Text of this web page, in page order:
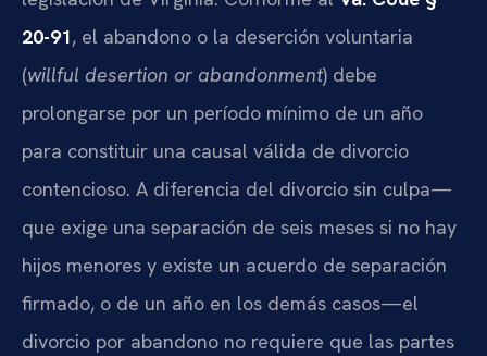
20-91, el abandono o la deserción voluntaria
(willful desertion or abandonment) debe
prolongarse por un período mínimo de un año
para constituir una causal válida de divorcio
contencioso. A diferencia del divorcio sin culpa—
que exige una separación de seis meses si no hay
hijos menores y existe un acuerdo de separación
firmado, o de un año en los demás casos—el
divorcio por abandono no requiere que las partes